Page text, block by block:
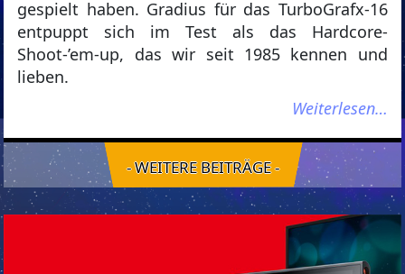
gespielt haben. Gradius für das TurboGrafx-16
entpuppt sich im Test als das Hardcore-
Shoot-’em-up, das wir seit 1985 kennen und
lieben.
Weiterlesen…
- WEITERE BEITRÄGE -